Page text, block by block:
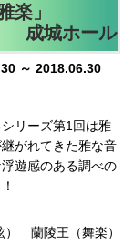
楽」
成城ホール
～ 2018.06.30
リーズ第1回は雅
がれてきた雅な音
遊感のある調べの
） 蘭陵王（舞楽）